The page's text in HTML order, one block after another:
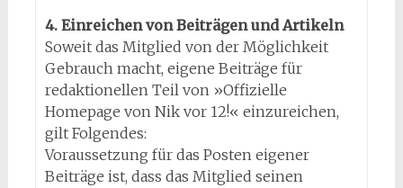
4. Einreichen von Beiträgen und Artikeln
Soweit das Mitglied von der Möglichkeit
Gebrauch macht, eigene Beiträge für
redaktionellen Teil von »Offizielle
Homepage von Nik vor 12!« einzureichen,
gilt Folgendes:
Voraussetzung für das Posten eigener
Beiträge ist, dass das Mitglied seinen